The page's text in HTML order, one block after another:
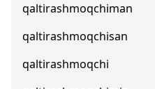
qaltirashmoqchiman
qaltirashmoqchisan
qaltirashmoqchi